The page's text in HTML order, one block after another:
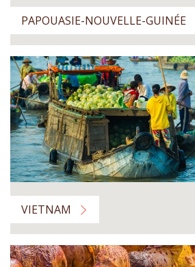
PAPOUASIE-NOUVELLE-GUINÉE
VIETNAM